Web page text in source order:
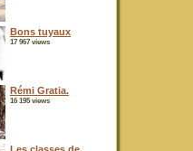
Bons tuyaux
17 967 views
Rémi Gratia.
16 195 views